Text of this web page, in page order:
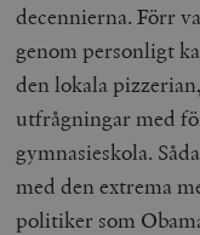
decennierna. Förr
genom personligt
den lokala
utfrågningar med
gymnasieskola.
med den extrema
politiker som